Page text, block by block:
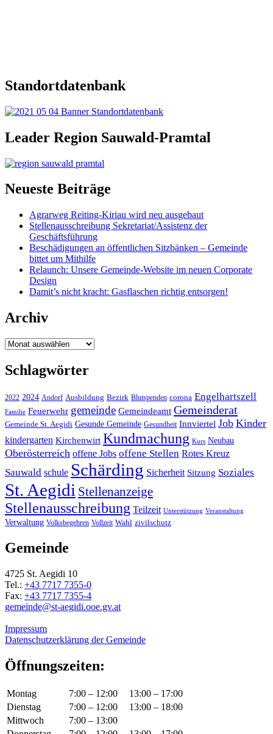
Standortdatenbank
Leader Region Sauwald-Pramtal
Neueste Beiträge
Agrarweg Reiting-Kiriau wird neu ausgebaut
Stellenausschreibung Sekretariat/Assistenz der
Geschäftsführung
Beschädigungen an öffentlichen Sitzbänken – Gemeinde
bittet um Mithilfe
Relaunch: Unsere Gemeinde-Website im neuen Corporate
Design
Damit’s nicht kracht: Gasflaschen richtig entsorgen!
Archiv
Archiv
Schlagwörter
2022 2024 Andorf Ausbildung Bezirk Blutspenden corona Engelhartszell
Familie Feuerwehr gemeinde Gemeindeamt Gemeinderat
Gemeinde St. Aegidi Gesunde Gemeinde Gesundheit Innviertel Job Kinder
kindergarten Kirchenwirt Kundmachung Kurs Neubau
Oberösterreich offene Jobs offene Stellen Rotes Kreuz
Sauwald schule Schärding Sicherheit Sitzung Soziales
St. Aegidi Stellenanzeige
Stellenausschreibung Teilzeit Unterstützung Veranstaltung
Verwaltung Volksbegehren Vollzeit Wahl zivilschutz
Gemeinde
4725 St. Aegidi 10
Tel.: +43 7717 7355-0
Fax: +43 7717 7355-4
gemeinde@st-aegidi.ooe.gv.at
Impressum
Datenschutzerklärung der Gemeinde
Öffnungszeiten:
Montag 7:00 – 12:00
13:00 – 17:00
Dienstag
7:00 – 12:00
13:00 – 18:00
Mittwoch
7:00 – 13:00